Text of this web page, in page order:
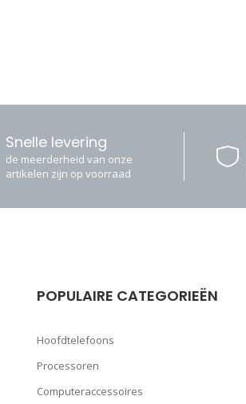
Snelle levering
de meerderheid van onze
artikelen zijn op voorraad
POPULAIRE CATEGORIEËN
Hoofdtelefoons
Processoren
Computeraccessoires